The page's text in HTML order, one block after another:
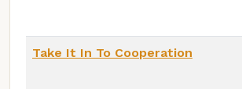
Take It In To Cooperation